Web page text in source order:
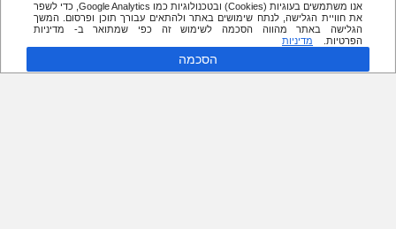
אנו משתמשים בעוגיות (Cookies) ובטכנולוגיות כמו Google Analytics, כדי לשפר
את חוויית הגלישה, לנתח שימושים באתר ולהתאים עבורך תוכן ופרסום. המשך
הגלישה באתר מהווה הסכמה לשימוש זה כפי שמתואר ב- מדיניות
הפרטיות.
מדיניות
הסכמה